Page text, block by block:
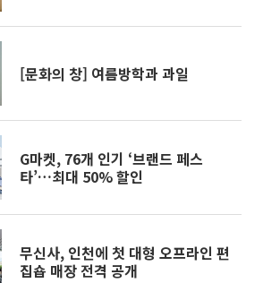
[문화의 창] 여름방학과 과일
G마켓, 76개 인기 ‘브랜드 페스
타’…최대 50% 할인
무신사, 인천에 첫 대형 오프라인 편
집숍 매장 전격 공개